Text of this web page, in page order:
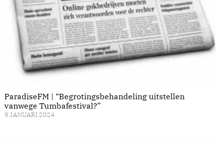
ParadiseFM | “Begrotingsbehandeling uitstellen
vanwege Tumbafestival?”
9 JANUARI 2024